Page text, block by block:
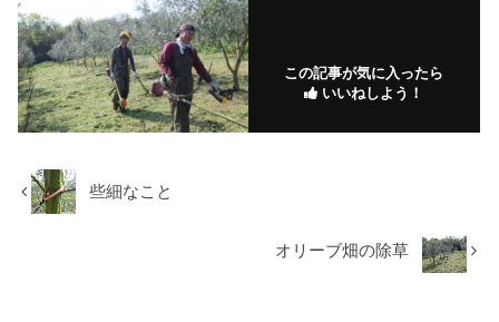
この記事が気に入ったら
いいねしよう！
些細なこと
オリーブ畑の除草